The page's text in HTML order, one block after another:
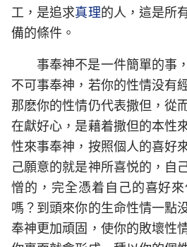
工，是追求真理的人，這是所
備的條件。
事奉神不是一件簡單的事
不可事奉神，若你的性情没有
那麽你的性情仍代表撒但，從
在獻好心，是藉着撒但的本性
性來事奉神，按照個人的喜好
己願意的就是神所喜悦的，自
憎的，完全憑着自己的喜好
嗎？到頭來你的生命性情一點
奉神更加頑固，使你的敗壞性